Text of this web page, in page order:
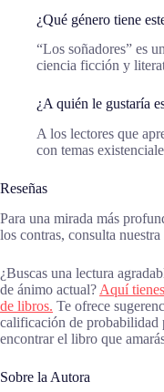
¿Qué género tiene
“Los soñadores” es
ciencia ficción y
¿A quién le gustaría
A los lectores que
con temas
Reseñas
Para una mirada más
los contras, consulta nuestra
¿Buscas una lectura
de ánimo actual? Aquí
de libros. Te ofrece
calificación de probabilidad
encontrar el libro que
Sobre la Autora